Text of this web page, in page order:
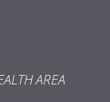
AREA